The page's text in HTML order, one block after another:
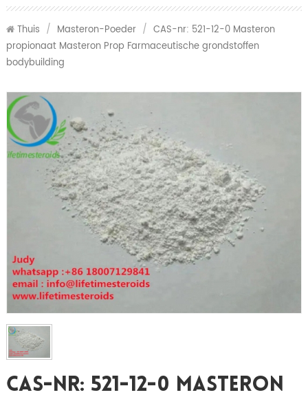
Thuis / Masteron-Poeder / CAS-nr: 521-12-0 Masteron
propionaat Masteron Prop Farmaceutische grondstoffen
bodybuilding
CAS-Nr: 521-12-0 Masteron